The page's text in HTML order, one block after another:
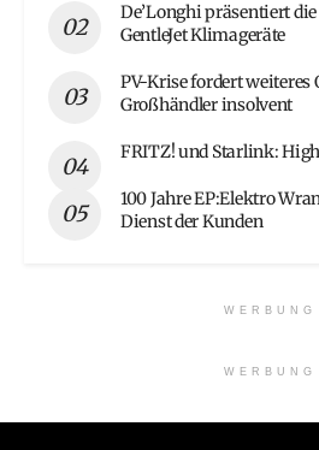
De’Longhi präsentiert
GentleJet Klimageräte
PV-Krise fordert weiteres
Großhändler insolvent
FRITZ! und Starlink:
100 Jahre EP:Elektro
Dienst der Kunden
WERBUNG
WERBUNG